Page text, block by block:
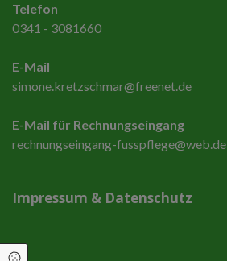
Telefon
0341 - 3081660
E-Mail
simone.kretzschmar@freenet.de
E-Mail für Rechnungseingang
rechnungseingang-fusspflege@web.de
Impressum & Datenschutz